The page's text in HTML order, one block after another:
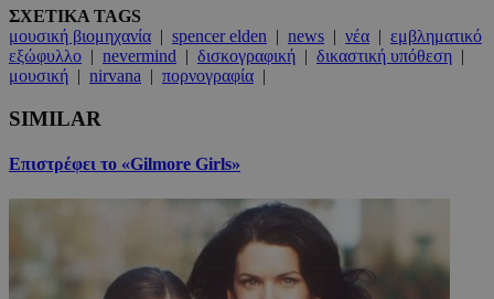
ΣΧΕΤΙΚΑ TAGS
μουσική βιομηχανία | spencer elden | news | νέα | εμβληματικό
εξώφυλλο | nevermind | δισκογραφική | δικαστική υπόθεση |
μουσική | nirvana | πορνογραφία |
SIMILAR
Επιστρέφει το «Gilmore Girls»